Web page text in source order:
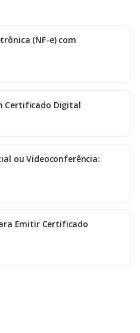
(NF-e) com
Certificado Digital
ou Videoconferência:
Emitir Certificado